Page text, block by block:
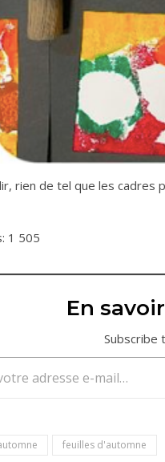
rien de tel que les cadres
1 505
En
Subscribe
adresse e-mail…
feuilles d'automne